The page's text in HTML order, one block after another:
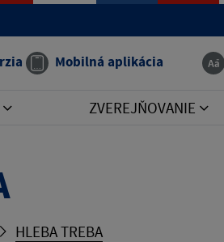
Mobilná aplikácia
ZVEREJŇOVANIE
HLEBA TREBA